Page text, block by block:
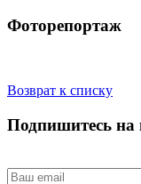
Фоторепортаж
Возврат к списку
Подпишитесь